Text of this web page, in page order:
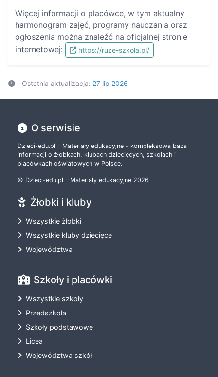
Więcej informacji o placówce, w tym aktualny
harmonogram zajęć, programy nauczania oraz
ogłoszenia można znaleźć na oficjalnej stronie
internetowej:
https://ruze-szkola.pl/
Ostatnia aktualizacja: 27 lip 2026
O serwisie
Dzieci-edu.pl - Materiały edukacyjne - kompleksowa baza
informacji o żłobkach, klubach dziecięcych, szkołach i
placówkach oświatowych w Polsce.
© Dzieci-edu.pl - Materiały edukacyjne 2026
Żłobki i kluby
Wszystkie żłobki
Wszystkie kluby dziecięce
Województwa
Szkoły i placówki
Wszystkie szkoły
Przedszkola
Szkoły podstawowe
Licea
Województwa szkół